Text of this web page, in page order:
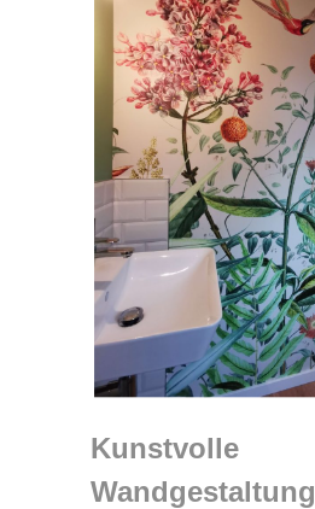
Kunstvolle
Wandgestaltung